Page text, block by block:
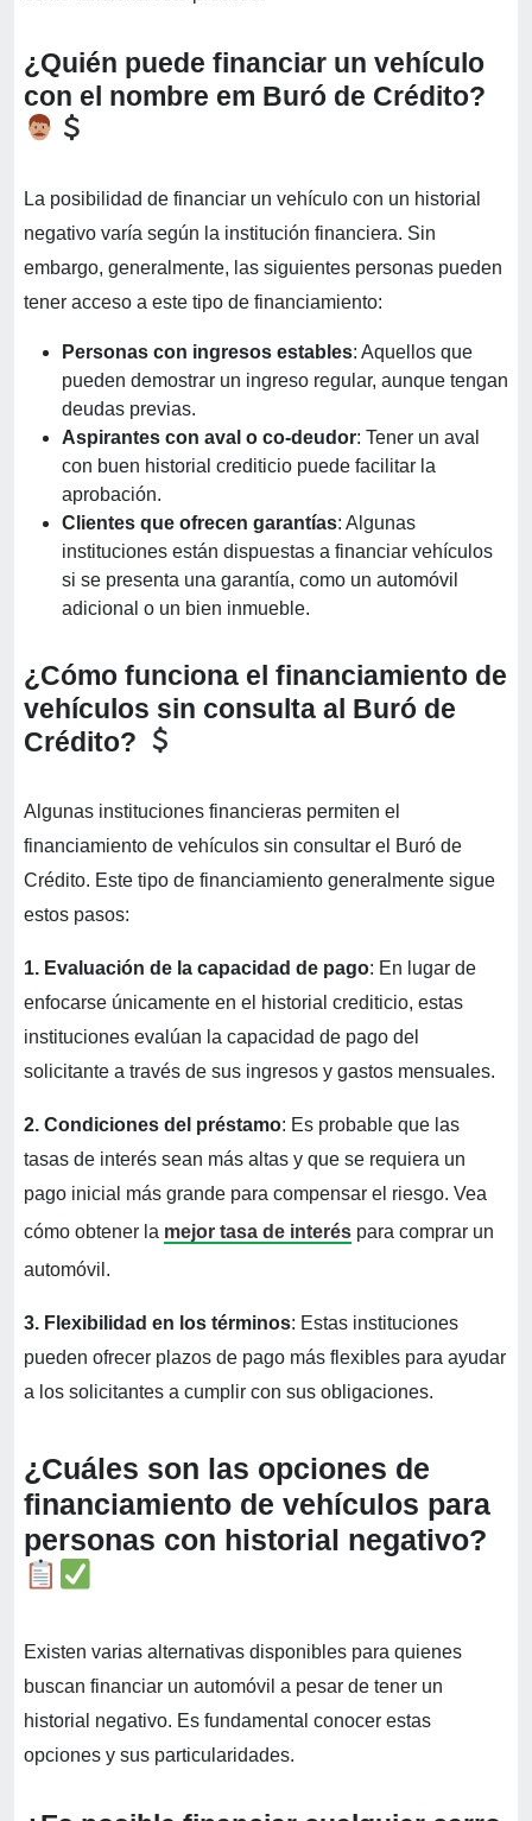
¿Quién puede financiar un vehículo
con el nombre em Buró de Crédito?
La posibilidad de financiar un vehículo con un historial
negativo varía según la institución financiera. Sin
embargo, generalmente, las siguientes personas pueden
tener acceso a este tipo de financiamiento:
Personas con ingresos estables: Aquellos que
pueden demostrar un ingreso regular, aunque tengan
deudas previas.
Aspirantes con aval o co-deudor: Tener un aval
con buen historial crediticio puede facilitar la
aprobación.
Clientes que ofrecen garantías: Algunas
instituciones están dispuestas a financiar vehículos
si se presenta una garantía, como un automóvil
adicional o un bien inmueble.
¿Cómo funciona el financiamiento de
vehículos sin consulta al Buró de
Crédito?
Algunas instituciones financieras permiten el
financiamiento de vehículos sin consultar el Buró de
Crédito. Este tipo de financiamiento generalmente sigue
estos pasos:
1. Evaluación de la capacidad de pago: En lugar de
enfocarse únicamente en el historial crediticio, estas
instituciones evalúan la capacidad de pago del
solicitante a través de sus ingresos y gastos mensuales.
2. Condiciones del préstamo: Es probable que las
tasas de interés sean más altas y que se requiera un
pago inicial más grande para compensar el riesgo. Vea
cómo obtener la mejor tasa de interés para comprar un
automóvil.
3. Flexibilidad en los términos: Estas instituciones
pueden ofrecer plazos de pago más flexibles para ayudar
a los solicitantes a cumplir con sus obligaciones.
¿Cuáles son las opciones de
financiamiento de vehículos para
personas con historial negativo?
Existen varias alternativas disponibles para quienes
buscan financiar un automóvil a pesar de tener un
historial negativo. Es fundamental conocer estas
opciones y sus particularidades.